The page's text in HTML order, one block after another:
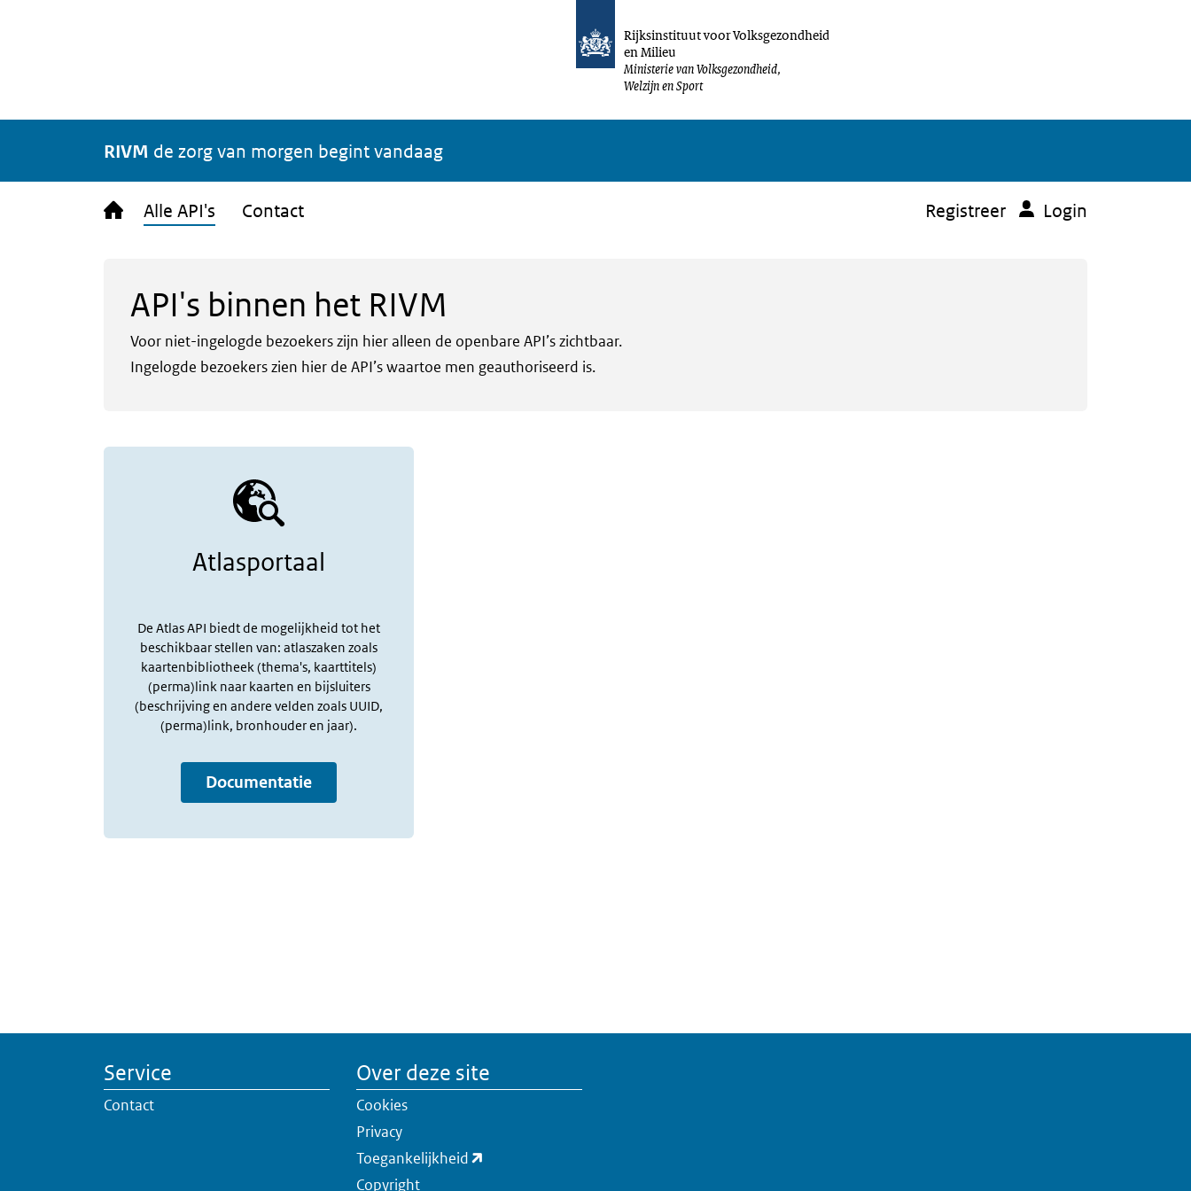
Rijksinstituut voor Volksgezondheid
en Milieu
Ministerie van Volksgezondheid,
Welzijn en Sport
RIVM de zorg van morgen begint vandaag
Alle API's Contact Registreer Login
API's binnen het RIVM
Voor niet-ingelogde bezoekers zijn hier alleen de openbare API’s zichtbaar.
Ingelogde bezoekers zien hier de API’s waartoe men geauthoriseerd is.
Atlasportaal
De Atlas API biedt de mogelijkheid tot het
beschikbaar stellen van: atlaszaken zoals
kaartenbibliotheek (thema's, kaarttitels)
(perma)link naar kaarten en bijsluiters
(beschrijving en andere velden zoals UUID,
(perma)link, bronhouder en jaar).
Documentatie
Service
Contact
Over deze site
Cookies
Privacy
Toegankelijkheid
Copyright